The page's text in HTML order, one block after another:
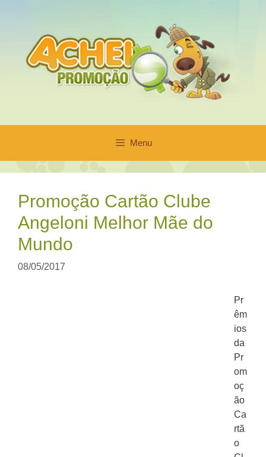
conteúdo
Menu
Promoção Cartão Clube
Angeloni Melhor Mãe do
Mundo
08/05/2017
Pr
êm
ios
da
Pr
om
oç
ão
Ca
rtã
o